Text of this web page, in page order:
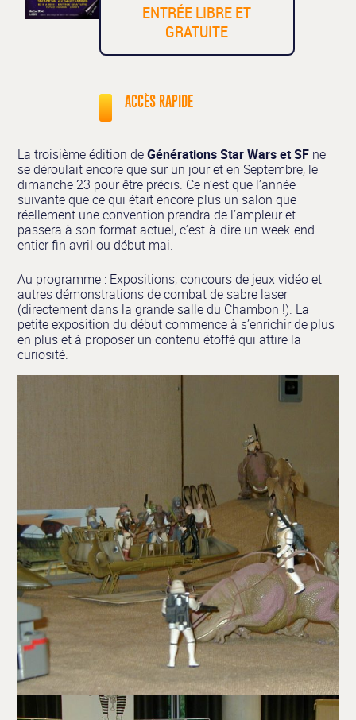
ENTRÉE LIBRE ET
GRATUITE
ACCÈS RAPIDE
La troisième édition deGénérations Star Wars et SF ne
se déroulait encore que sur un jour et en Septembre, le
dimanche 23 pour être précis. Ce n’est que l’année
suivante que ce qui était encore plus un salon que
réellement une convention prendra de l’ampleur et
passera à son format actuel, c’est-à-dire un week-end
entier fin avril ou début mai.
Au programme : Expositions, concours de jeux vidéo et
autres démonstrations de combat de sabre laser
(directement dans la grande salle du Chambon !). La
petite exposition du début commence à s’enrichir de plus
en plus et à proposer un contenu étoffé qui attire la
curiosité.